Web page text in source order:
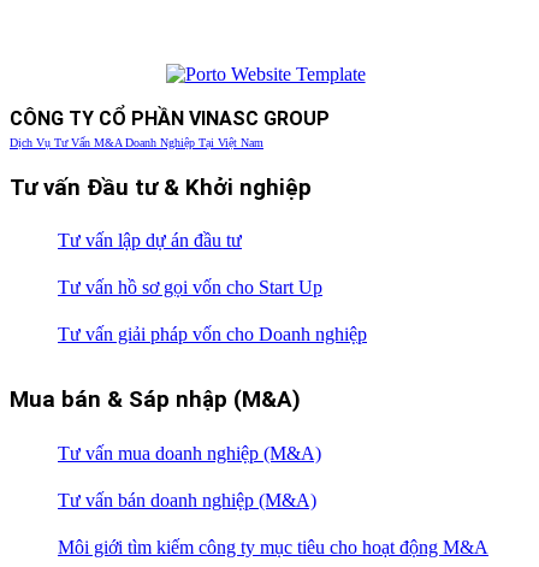
CÔNG TY CỔ PHẦN VINASC GROUP
Dịch Vụ Tư Vấn M&A Doanh Nghiệp Tại Việt Nam
Tư vấn Đầu tư & Khởi nghiệp
Tư vấn lập dự án đầu tư
Tư vấn hồ sơ gọi vốn cho Start Up
Tư vấn giải pháp vốn cho Doanh nghiệp
Mua bán & Sáp nhập (M&A)
Tư vấn mua doanh nghiệp (M&A)
Tư vấn bán doanh nghiệp (M&A)
Môi giới tìm kiếm công ty mục tiêu cho hoạt động M&A